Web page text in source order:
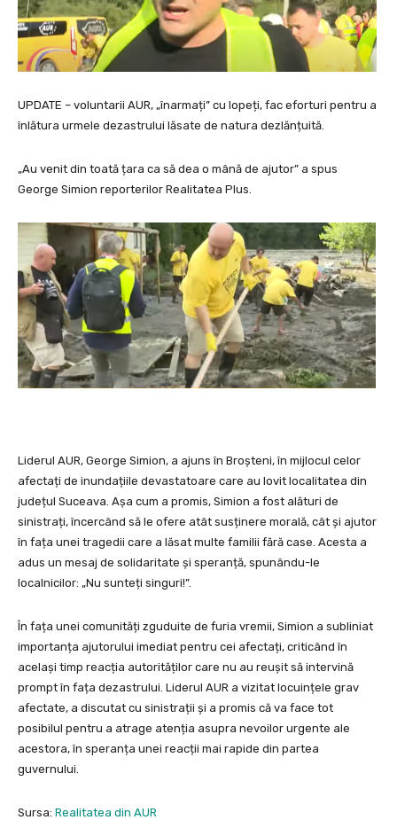
UPDATE – voluntarii AUR, „înarmați” cu lopeți, fac eforturi pentru a
înlătura urmele dezastrului lăsate de natura dezlănțuită.
„Au venit din toată țara ca să dea o mână de ajutor” a spus
George Simion reporterilor Realitatea Plus.
Liderul AUR, George Simion, a ajuns în Broșteni, în mijlocul celor
afectați de inundațiile devastatoare care au lovit localitatea din
județul Suceava. Așa cum a promis, Simion a fost alături de
sinistrați, încercând să le ofere atât susținere morală, cât și ajutor
în fața unei tragedii care a lăsat multe familii fără case. Acesta a
adus un mesaj de solidaritate și speranță, spunându-le
localnicilor: „Nu sunteți singuri!”.
În fața unei comunități zguduite de furia vremii, Simion a subliniat
importanța ajutorului imediat pentru cei afectați, criticând în
același timp reacția autorităților care nu au reușit să intervină
prompt în fața dezastrului. Liderul AUR a vizitat locuințele grav
afectate, a discutat cu sinistrații și a promis că va face tot
posibilul pentru a atrage atenția asupra nevoilor urgente ale
acestora, în speranța unei reacții mai rapide din partea
guvernului.
Sursa: Realitatea din AUR